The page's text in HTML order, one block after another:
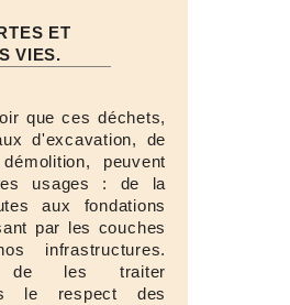
ET
VIES.
que ces déchets,
d'excavation, de
peuvent
usages : de la
aux fondations
par les couches
infrastructures.
de les traiter
le respect des